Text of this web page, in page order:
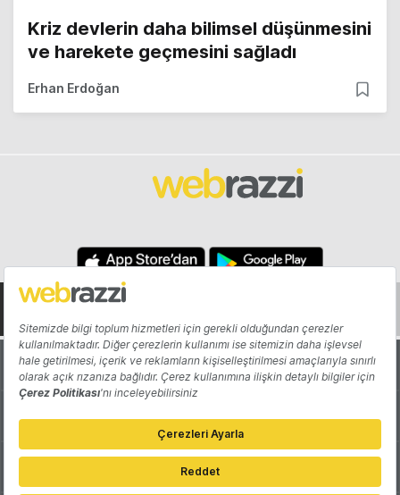
Kriz devlerin daha bilimsel düşünmesini
ve harekete geçmesini sağladı
Erhan Erdoğan
Hakkında Yazarlar
Katkıda Bulun Reklam